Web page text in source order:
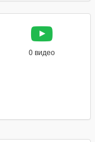
0 видео